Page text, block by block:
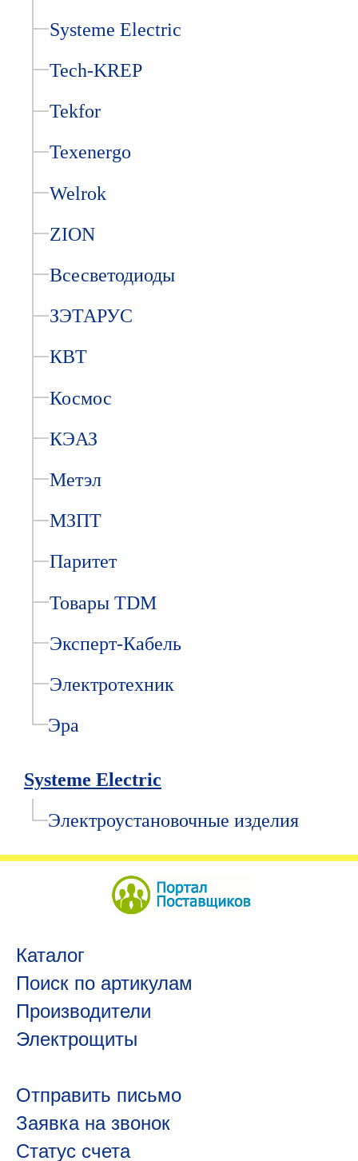
Systeme Electric
Tech-KREP
Tekfor
Texenergo
Welrok
ZION
Всесветодиоды
ЗЭТАРУС
КВТ
Космос
КЭАЗ
Метэл
МЗПТ
Паритет
Товары TDM
Эксперт-Кабель
Электротехник
Эра
Systeme Electric
Электроустановочные изделия
Каталог
Поиск по артикулам
Производители
Электрощиты
Отправить письмо
Заявка на звонок
Статус счета